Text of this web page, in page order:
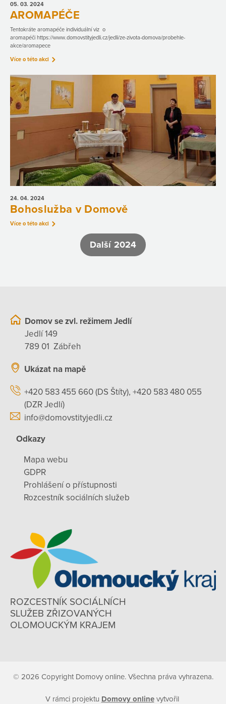
05. 03. 2024
AROMAPÉČE
Tentokráte aromapéče individuální viz o
aromapéči https://www.domovstityjedli.cz/jedli/ze-zivota-domova/probehle-
akce/aromapece
Více o této akci
24. 04. 2024
Bohoslužba v Domově
Více o této akci
Další 2024
Domov se zvl. režimem Jedlí
Jedlí 149
789 01 Zábřeh
Ukázat na mapě
+420 583 455 660 (DS Štíty), +420 583 480 055
(DZR Jedlí)
info@domovstityjedli.cz
Odkazy
Mapa webu
GDPR
Prohlášení o přístupnosti
Rozcestník sociálních služeb
ROZCESTNÍK SOCIÁLNÍCH
SLUŽEB ZŘIZOVANÝCH
OLOMOUCKÝM KRAJEM
© 2026 Copyright Domovy online. Všechna práva vyhrazena.
V rámci projektu Domovy onlinevytvořil